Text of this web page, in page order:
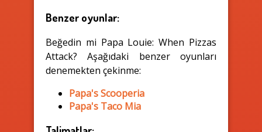
Benzer oyunlar:
Beğedin mi Papa Louie: When Pizzas
Attack? Aşağıdaki benzer oyunları
denemekten çekinme:
Papa's Scooperia
Papa's Taco Mia